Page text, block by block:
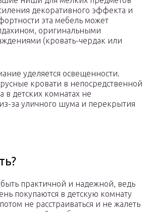
декоративного эффекта и
эта мебель может
оригинальными
(кровать-чердак или
уделяется освещенности.
кровати в непосредственной
в детских комнатах не
за уличного шума и перекрытия
практичной и надежной, ведь
покупаются в детскую комнату
не расстраиваться и не жалеть